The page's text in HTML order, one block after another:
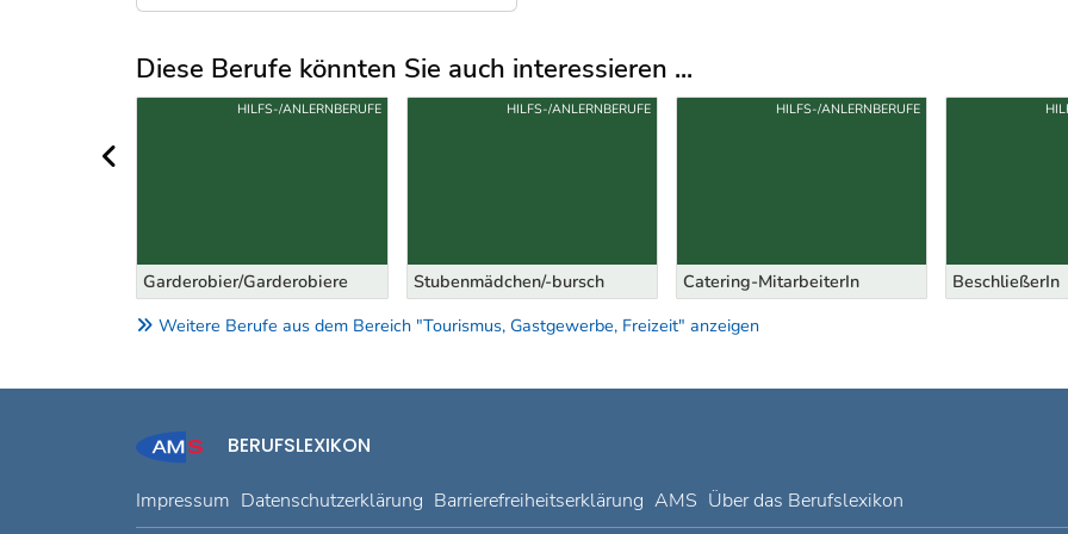
Diese Berufe könnten Sie auch interessieren ...
Uber weitere Berufsvorschläge
Stubenmädchen/-bursch
HILFS-/ANLERNBERUFE
Catering-MitarbeiterIn
HILFS-/ANLERNBERUFE
BeschließerIn
HILFS-/ANLERNBERUFE
Kinoservicekraft
Weitere Berufe aus dem Bereich "Tourismus, Gastgewerbe, Freizeit" anzeigen
BERUFSLEXIKON
Impressum Datenschutzerklärung Barrierefreiheitserklärung AMS Über das Berufslexikon